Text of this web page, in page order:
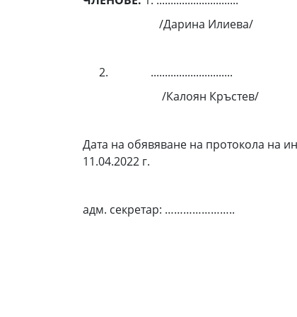
/Дарина Илиева/
.............................
/Калоян Кръстев/
Дата на обявяване на протокола на
11.04.2022 г.
адм. секретар: …………………..
/Д.